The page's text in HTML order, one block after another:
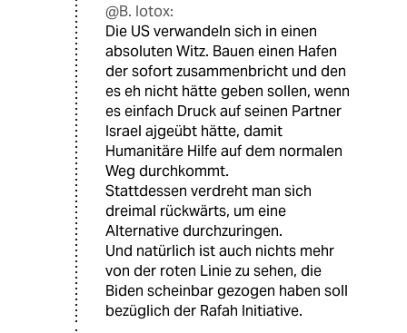
@B. Iotox:
Die US verwandeln sich in einen
absoluten Witz. Bauen einen Hafen
der sofort zusammenbricht und den
es eh nicht hätte geben sollen, wenn
es einfach Druck auf seinen Partner
Israel ajgeübt hätte, damit
Humanitäre Hilfe auf dem normalen
Weg durchkommt.
Stattdessen verdreht man sich
dreimal rückwärts, um eine
Alternative durchzuringen.
Und natürlich ist auch nichts mehr
von der roten Linie zu sehen, die
Biden scheinbar gezogen haben soll
bezüglich der Rafah Initiative.